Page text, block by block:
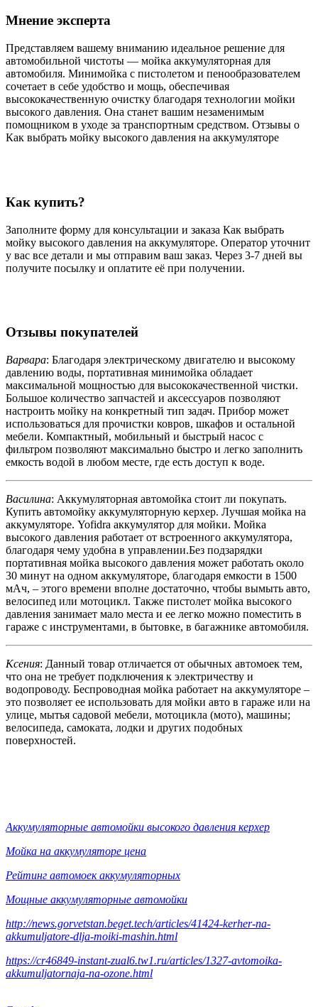
Мнение эксперта
Представляем вашему вниманию идеальное решение для
автомобильной чистоты — мойка аккумуляторная для
автомобиля. Минимойка с пистолетом и пенообразователем
сочетает в себе удобство и мощь, обеспечивая
высококачественную очистку благодаря технологии мойки
высокого давления. Она станет вашим незаменимым
помощником в уходе за транспортным средством. Отзывы о
Как выбрать мойку высокого давления на аккумуляторе
Как купить?
Заполните форму для консультации и заказа Как выбрать
мойку высокого давления на аккумуляторе. Оператор уточнит
у вас все детали и мы отправим ваш заказ. Через 3-7 дней вы
получите посылку и оплатите её при получении.
Отзывы покупателей
Варвара: Благодаря электрическому двигателю и высокому
давлению воды, портативная минимойка обладает
максимальной мощностью для высококачественной чистки.
Большое количество запчастей и аксессуаров позволяют
настроить мойку на конкретный тип задач. Прибор может
использоваться для прочистки ковров, шкафов и остальной
мебели. Компактный, мобильный и быстрый насос с
фильтром позволяют максимально быстро и легко заполнить
емкость водой в любом месте, где есть доступ к воде.
Василина: Аккумуляторная автомойка стоит ли покупать.
Купить автомойку аккумуляторную керхер. Лучшая мойка на
аккумуляторе. Yofidra аккумулятор для мойки. Мойка
высокого давления работает от встроенного аккумулятора,
благодаря чему удобна в управлении.Без подзарядки
портативная мойка высокого давления может работать около
30 минут на одном аккумуляторе, благодаря емкости в 1500
мАч, – этого времени вполне достаточно, чтобы вымыть авто,
велосипед или мотоцикл. Также пистолет мойка высокого
давления занимает мало места и ее легко можно поместить в
гараже с инструментами, в бытовке, в багажнике автомобиля.
Ксения: Данный товар отличается от обычных автомоек тем,
что она не требует подключения к электричеству и
водопроводу. Беспроводная мойка работает на аккумуляторе –
это позволяет ее использовать для мойки авто в гараже или на
улице, мытья садовой мебели, мотоцикла (мото), машины;
велосипеда, самоката, лодки и других подобных
поверхностей.
Аккумуляторные автомойки высокого давления керхер
Мойка на аккумуляторе цена
Рейтинг автомоек аккумуляторных
Мощные аккумуляторные автомойки
http://news.gorvetstan.beget.tech/articles/41424-kerher-na-
akkumuljatore-dlja-moiki-mashin.html
https://cr46849-instant-zual6.tw1.ru/articles/1327-avtomoika-
akkumuljatornaja-na-ozone.html